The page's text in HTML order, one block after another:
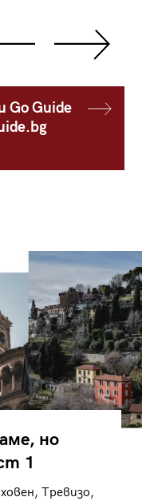
Go Guide
но
1
Тревизо,